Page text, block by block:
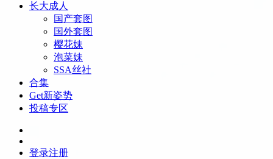
长大成人
国产套图
国外套图
樱花妹
泡菜妹
SSA丝社
合集
Get新姿势
投稿专区
登录注册